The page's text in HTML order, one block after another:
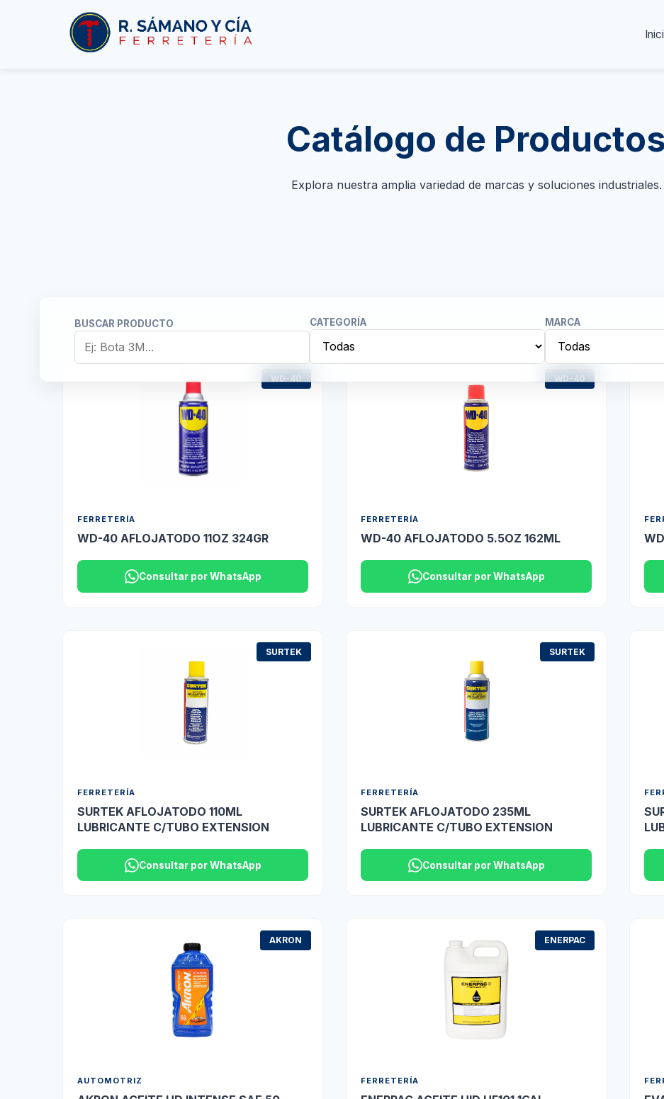
Catálogo de Productos
Explora nuestra amplia variedad de marcas y soluciones industriales.
BUSCAR PRODUCTO CATEGORÍA MARCA
WD-40
FERRETERÍA
WD-40 AFLOJATODO 11OZ 324GR
Consultar por WhatsApp
WD-40
FERRETERÍA
WD-40 AFLOJATODO 5.5OZ 162ML
Consultar por WhatsApp
SURTEK
FERRETERÍA
SURTEK AFLOJATODO 110ML
LUBRICANTE C/TUBO EXTENSION
Consultar por WhatsApp
SURTEK
FERRETERÍA
SURTEK AFLOJATODO 235ML
LUBRICANTE C/TUBO EXTENSION
Consultar por WhatsApp
AKRON
AUTOMOTRIZ
ENERPAC
FERRETERÍA